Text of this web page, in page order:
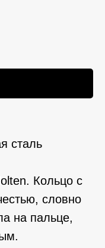
сталь
Кольцо с
словно
на пальце,